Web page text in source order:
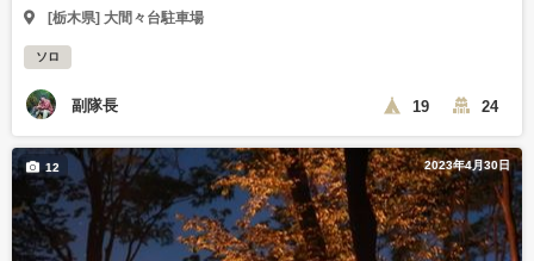
[栃木県] 大間々台駐車場
ソロ
副隊長 19 24
2023年4月30日
12